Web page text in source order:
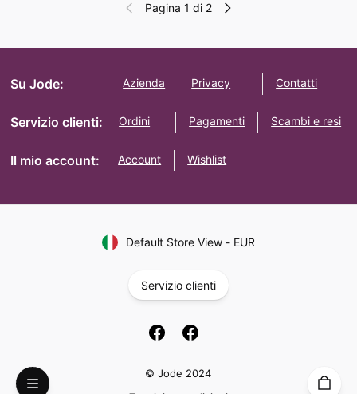
Pagina 1 di 2
Su Jode: Azienda Privacy Contatti
Servizio clienti: Ordini Pagamenti Scambi e resi
Il mio account: Account Wishlist
Default Store View- EUR
Servizio clienti
© Jode 2024